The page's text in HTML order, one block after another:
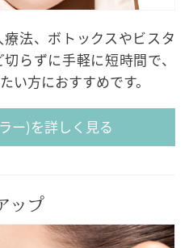
法、 ボトックスやビスタ
らずに手軽に短時間で、
い方におすすめです。
ー)を詳しく見る
ップ